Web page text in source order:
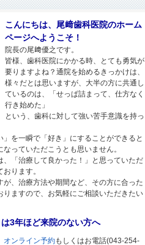
こんにちは、尾﨑歯科医院のホーム
ページへようこそ！
院長の尾﨑優之です。
皆様、歯科医院にかかる時、とても勇気が
要りますよね？通院を始めるきっかけは、
様々だとは思いますが、大半の方に共通し
ているのは、「せっぱ詰まって、仕方なく
行き始めた」
という、歯科に対して強い苦手意識を持っ
を一瞬で「好き」にすることができると
っていただこうとも思いません。
「治療して良かった！」と思っていただ
ります。
、治療方法や期間など、その方に合った
ますので、お気軽にご相談いただきたい
3年ほど来院のない方へ
オンライン予約もしくはお電話(043-254-